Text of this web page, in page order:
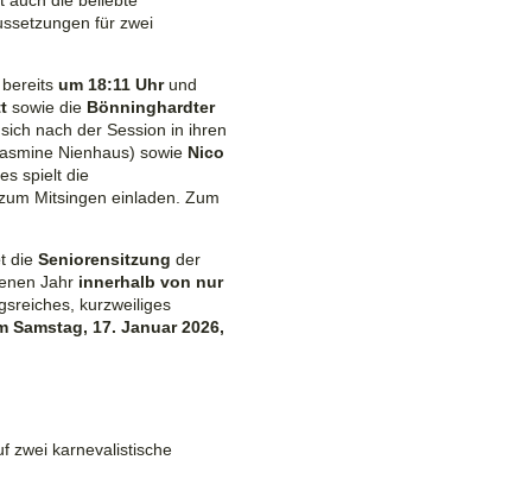
für zwei
bereits um 18:11 Uhrund
sowie die Bönninghardter
nach der Session in ihren
Nienhaus) sowie Nico
spielt die
Mitsingen einladen. Zum
die Seniorensitzung der
Jahr innerhalb von nur
kurzweiliges
Samstag, 17. Januar 2026,
zwei karnevalistische